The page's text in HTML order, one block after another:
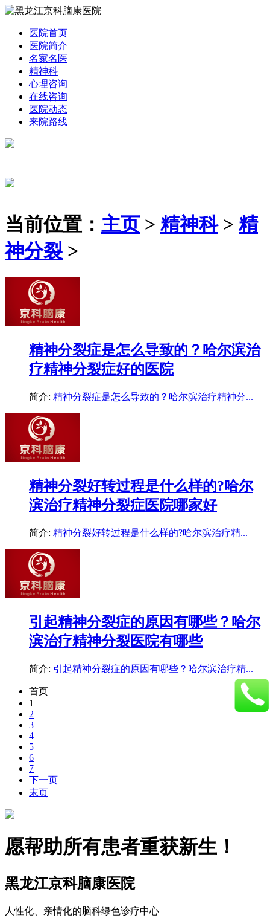
医院首页
医院简介
名家名医
精神科
心理咨询
在线咨询
医院动态
来院路线
当前位置： 主页 > 精神科> 精
神分裂 >
精神分裂症是怎么导致的？哈尔滨治
疗精神分裂症好的医院
简介: 精神分裂症是怎么导致的？哈尔滨治疗精神分...
精神分裂好转过程是什么样的?哈尔
滨治疗精神分裂症医院哪家好
简介: 精神分裂好转过程是什么样的?哈尔滨治疗精...
引起精神分裂症的原因有哪些？哈尔
滨治疗精神分裂医院有哪些
简介: 引起精神分裂症的原因有哪些？哈尔滨治疗精...
首页
1
2
3
4
5
6
7
下一页
末页
愿帮助所有患者重获新生！
黑龙江京科脑康医院
人性化、亲情化的脑科绿色诊疗中心